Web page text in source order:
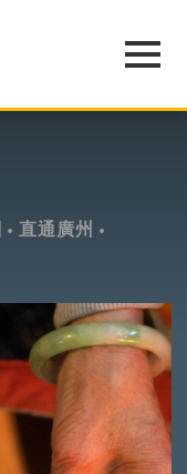
直通廣州